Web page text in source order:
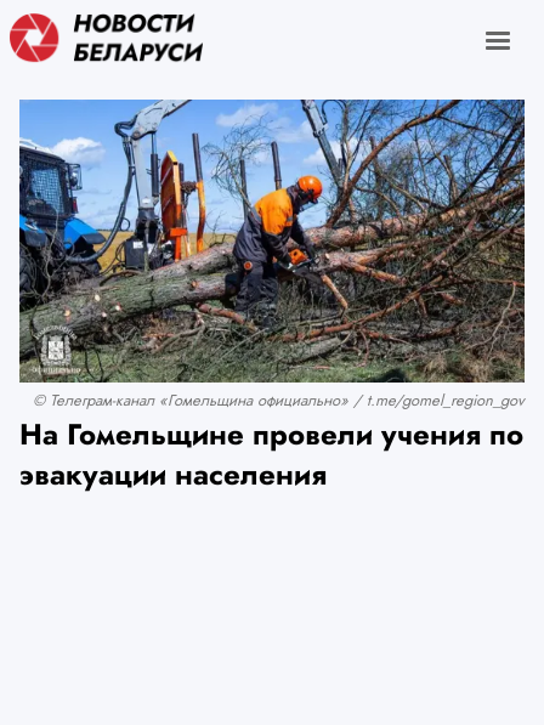
© Телеграм-канал «Гомельщина официально» / t.me/gomel_region_gov
На Гомельщине провели учения по
эвакуации населения